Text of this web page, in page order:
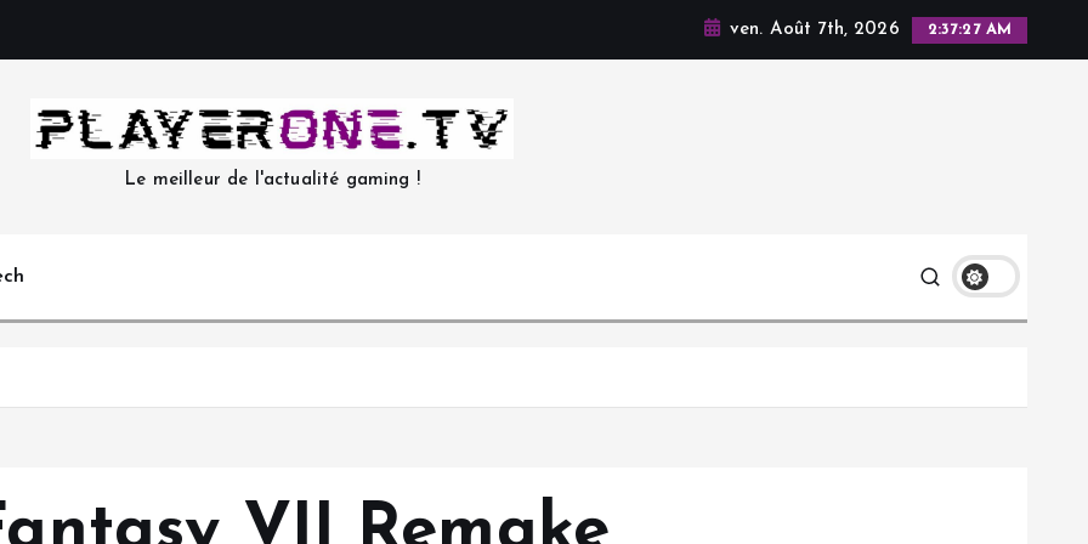
ven. Août 7th, 2026 2:37:28 AM
Le meilleur de l'actualité gaming !